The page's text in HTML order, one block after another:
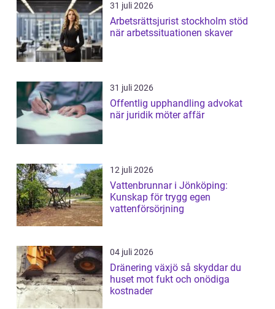
31 juli 2026
Arbetsrättsjurist stockholm stöd
när arbetssituationen skaver
31 juli 2026
Offentlig upphandling advokat
när juridik möter affär
12 juli 2026
Vattenbrunnar i Jönköping:
Kunskap för trygg egen
vattenförsörjning
04 juli 2026
Dränering växjö så skyddar du
huset mot fukt och onödiga
kostnader